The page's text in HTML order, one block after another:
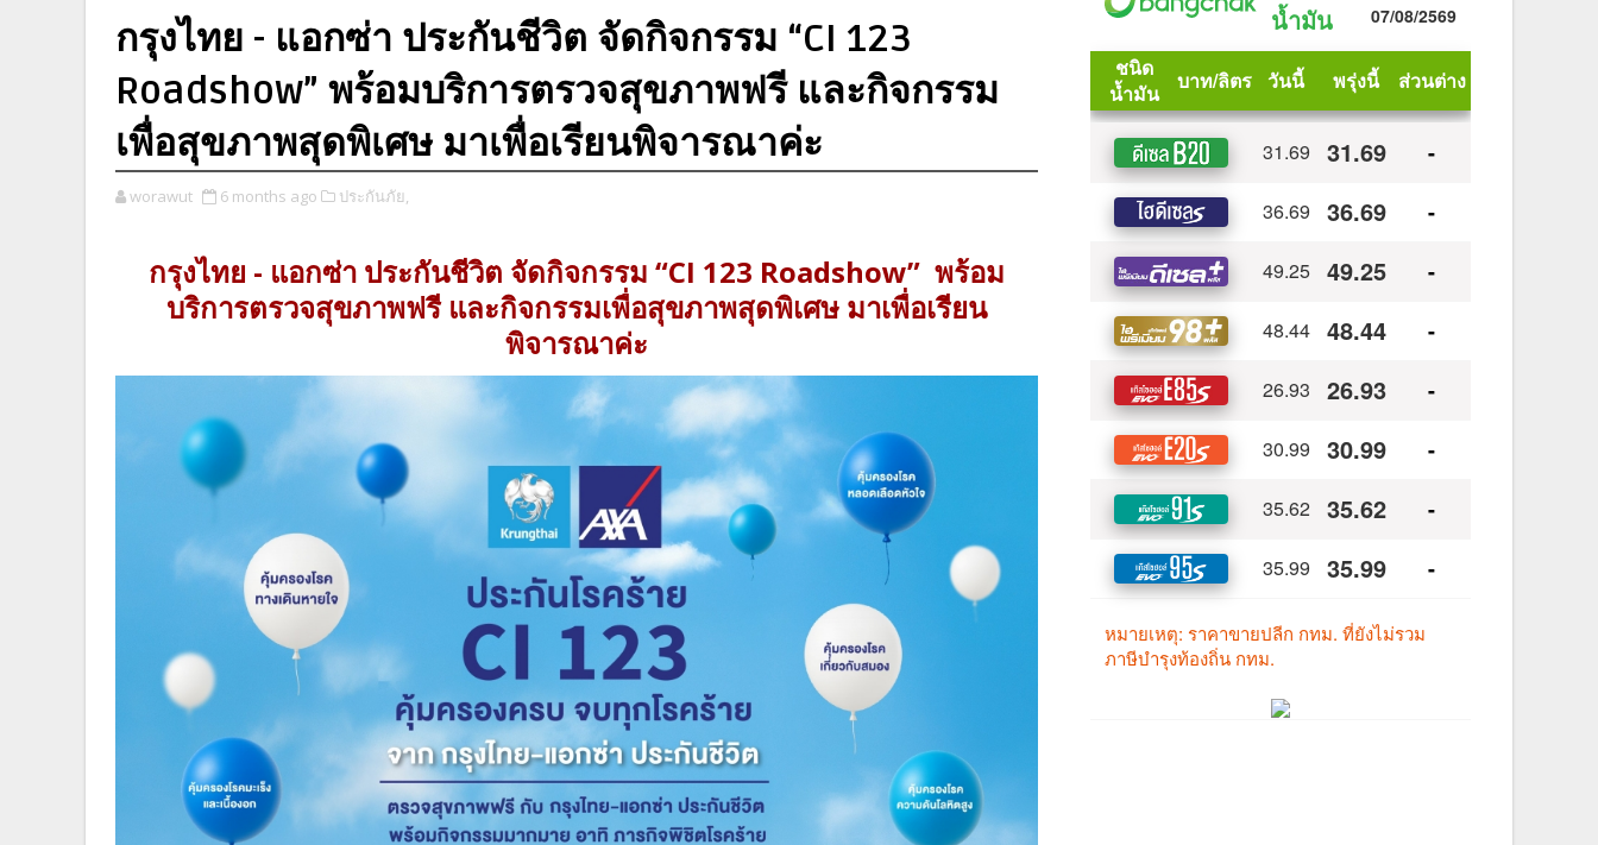
กรุงไทย - แอกซ่า ประกันชีวิต จัดกิจกรรม “CI 123
Roadshow” พร้อมบริการตรวจสุขภาพฟรี และกิจกรรม
เพื่อสุขภาพสุดพิเศษ มาเพื่อเรียนพิจารณาค่ะ
worawut 6 months ago ประกันภัย,
กรุงไทย - แอกซ่า ประกันชีวิต จัดกิจกรรม “CI 123 Roadshow” พร้อม
บริการตรวจสุขภาพฟรี และกิจกรรมเพื่อสุขภาพสุดพิเศษ มาเพื่อเรียน
พิจารณาค่ะ